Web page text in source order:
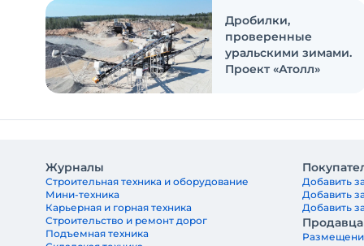
Дробилки,
проверенные
уральскими зимами.
Проект «Атолл»
Журналы
Строительная техника и оборудование
Мини-техника
Карьерная и горная техника
Строительство и ремонт дорог
Подъемная техника
Добавить
Добавить
Добавить